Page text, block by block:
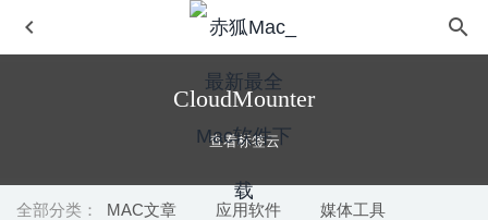
CloudMounter
查看标签云
全部分类： MAC文章 应用软件
媒体工具